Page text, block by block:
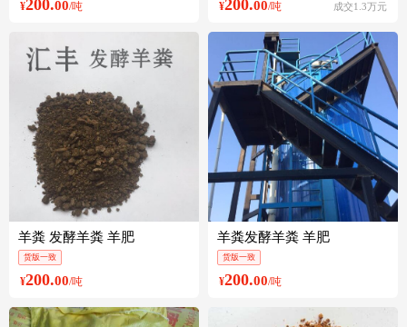
¥200.00/吨 ¥200.00/吨 成交1.3万元
羊粪 发酵羊粪 羊肥
货版一致
¥200.00/吨
羊粪发酵羊粪 羊肥
货版一致
¥200.00/吨